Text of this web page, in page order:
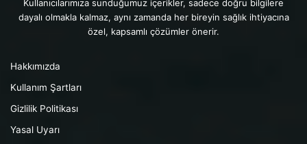
Kullanıcılarımıza sunduğumuz içerikler, sadece doğru bilgilere
dayalı olmakla kalmaz, aynı zamanda her bireyin sağlık ihtiyacına
özel, kapsamlı çözümler önerir.
Hakkımızda
Kullanım Şartları
Gizlilik Politikası
Yasal Uyarı